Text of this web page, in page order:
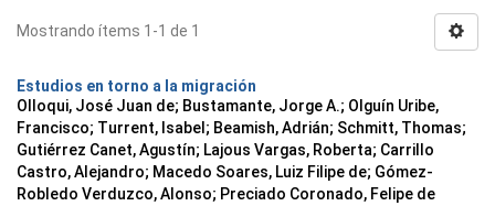
Mostrando ítems 1-1 de 1
Estudios en torno a la migración
Olloqui, José Juan de; Bustamante, Jorge A.; Olguín Uribe,
Francisco; Turrent, Isabel; Beamish, Adrián; Schmitt, Thomas;
Gutiérrez Canet, Agustín; Lajous Vargas, Roberta; Carrillo
Castro, Alejandro; Macedo Soares, Luiz Filipe de; Gómez-
Robledo Verduzco, Alonso; Preciado Coronado, Felipe de